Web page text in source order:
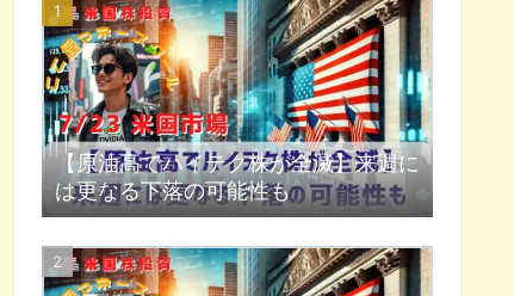
【原油高でハイテク株が全滅】来週に
は更なる下落の可能性も